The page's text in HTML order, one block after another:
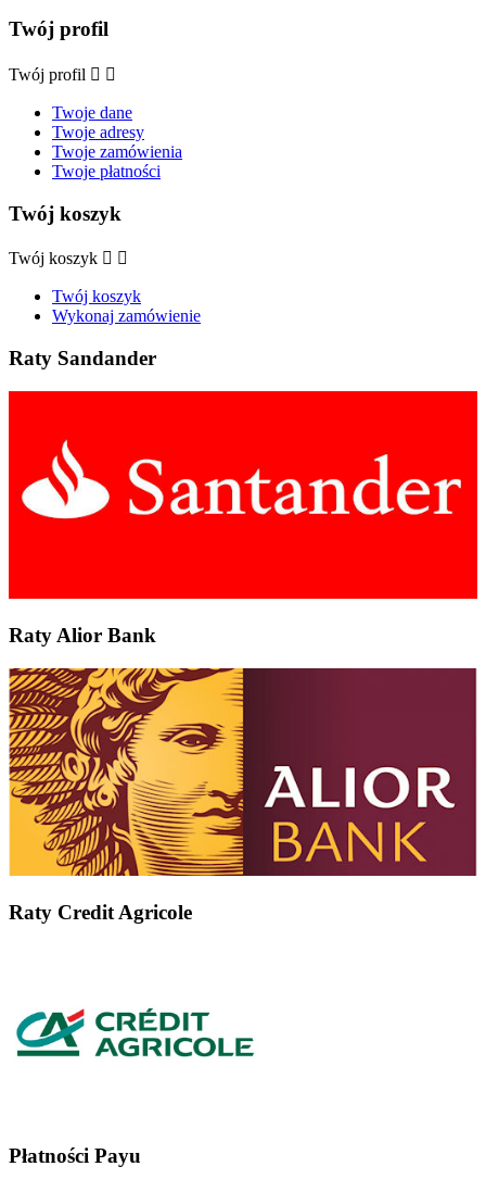
Twój profil
Twój profil  
Twoje dane
Twoje adresy
Twoje zamówienia
Twoje płatności
Twój koszyk
Twój koszyk  
Twój koszyk
Wykonaj zamówienie
Raty Sandander
Raty Alior Bank
Raty Credit Agricole
Płatności Payu